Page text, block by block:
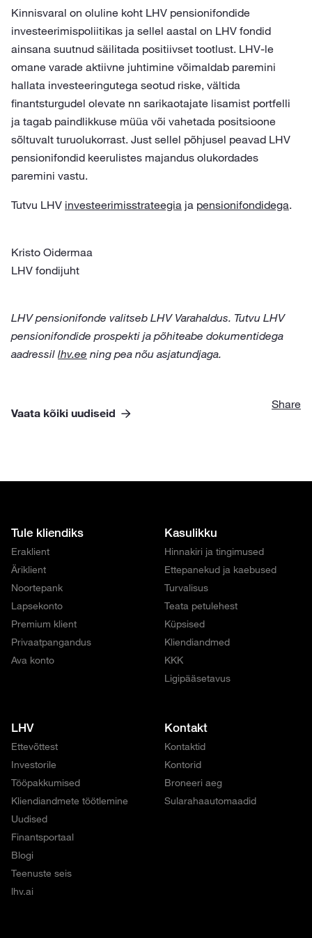
Kinnisvaral on oluline koht LHV pensionifondide
investeerimispoliitikas ja sellel aastal on LHV fondid
ainsana suutnud säilitada positiivset tootlust. LHV-le
omane varade aktiivne juhtimine võimaldab paremini
hallata investeeringutega seotud riske, vältida
finantsturgudel olevate nn sarikaotajate lisamist portfelli
ja tagab paindlikkuse müüa või vahetada positsioone
sõltuvalt turuolukorrast. Just sellel põhjusel peavad LHV
pensionifondid keerulistes majandus olukordades
paremini vastu.
Tutvu LHV investeerimisstrateegia ja pensionifondidega.
Kristo Oidermaa
LHV fondijuht
LHV pensionifonde valitseb LHV Varahaldus. Tutvu LHV
pensionifondide prospekti ja põhiteabe dokumentidega
aadressil lhv.ee ning pea nõu asjatundjaga.
Share
Vaata kõiki uudiseid
Tule kliendiks
Eraklient
Äriklient
Noortepank
Lapsekonto
Premium klient
Privaatpangandus
Ava konto
Kasulikku
Hinnakiri ja tingimused
Ettepanekud ja kaebused
Turvalisus
Teata petulehest
Küpsised
Kliendiandmed
KKK
Ligipääsetavus
LHV
Ettevõttest
Investorile
Tööpakkumised
Kliendiandmete töötlemine
Uudised
Finantsportaal
Blogi
Teenuste seis
lhv.ai
Kontakt
Kontaktid
Kontorid
Broneeri aeg
Sularahaautomaadid